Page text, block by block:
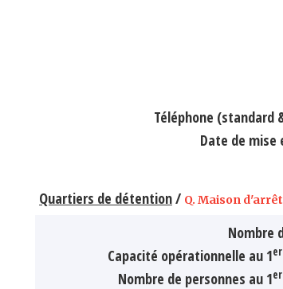
Téléphone (standard
Date de mise
Quartiers de détention/ Q. Maison
Nombre
Capacité opérationnelle au 1er
Nombre de personnes au 1er